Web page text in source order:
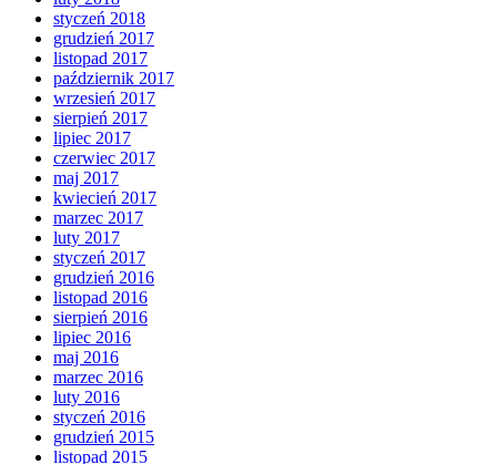
styczeń 2018
grudzień 2017
listopad 2017
październik 2017
wrzesień 2017
sierpień 2017
lipiec 2017
czerwiec 2017
maj 2017
kwiecień 2017
marzec 2017
luty 2017
styczeń 2017
grudzień 2016
listopad 2016
sierpień 2016
lipiec 2016
maj 2016
marzec 2016
luty 2016
styczeń 2016
grudzień 2015
listopad 2015